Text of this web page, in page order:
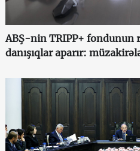
ABŞ-nin TRIPP+ fondunun
danışıqlar aparır: